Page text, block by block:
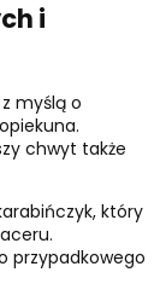
i
myślą o
chwyt także
który
przypadkowego